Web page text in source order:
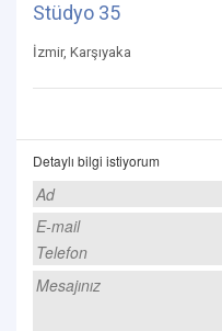
Stüdyo 35
İzmir, Karşıyaka
Detaylı bilgi istiyorum